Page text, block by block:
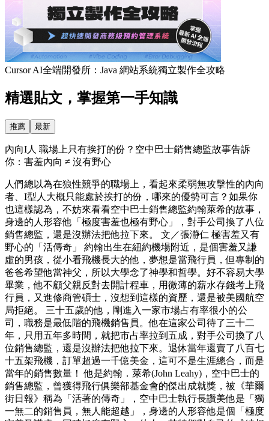
Cursor AI全端開發所：Java 網站系統獨立製作全攻略
精選貼文，掌握第一手知識
推薦 最新
內向I人 職場上只有挨打的份？空中巴士銷售總監故事告訴
你：害羞內向 ≠ 沒有野心
人們總以為在狼性競爭的職場上，看起來柔弱無攻擊性的內向
者、I型人大概只能處於挨打的份，哪來的優勢可言？如果你
也這樣認為，不妨來看看空中巴士銷售總監約翰萊希的故事，
身邊的人形容他「極度害羞也極有野心」，對手公司換了八位
銷售總監，還是沒辦法把他拉下來。 文／張瀞仁 極害羞又有
野心的「活傳奇」 約翰出生在紐約機場附近，是個害羞又謙
虛的男孩，從小看飛機長大的他，夢想是當飛行員，但專制的
爸爸希望他當神父，所以大學念了神學和哲學。好不容易大學
畢業，他不顧父親反對去開計程車，用微薄的薪水存錢考上飛
行員，又進修商管碩士，沒想到這樣的資歷，還是被美國航空
局拒絕。 三十五歲的他，剛進入一家市場占有率很小的公
司，職務是最低階的飛機銷售員。他在這家公司待了三十二
年，只用五年多時間，就把市占率拉到五成，對手公司換了八
位銷售總監，還是沒辦法把他拉下來。退休當年還賣了八百七
十五架飛機，訂單超過一千億美金，這可不是生涯總合，而是
當年的銷售數量！ 他是約翰．萊希(John Leahy)，空中巴士的
銷售總監，曾獲得飛行俱樂部基金會的傑出成就獎，被《華爾
街日報》稱為「活著的傳奇」，空中巴士執行長讚美他是「獨
一無二的銷售員，無人能超越」，身邊的人形容他是個「極度